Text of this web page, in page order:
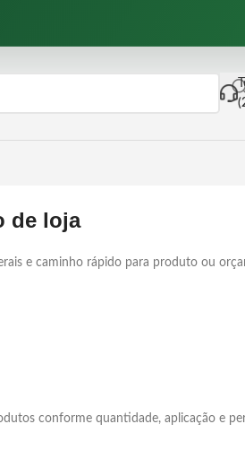
de loja
e caminho rápido para produto ou
conforme quantidade, aplicação e